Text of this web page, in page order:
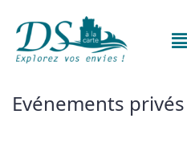
Evénements privés